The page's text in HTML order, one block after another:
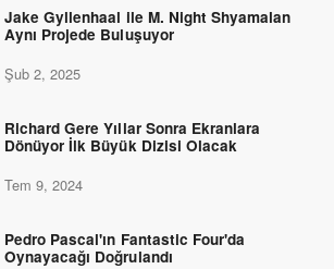
Jake Gyllenhaal ile M. Night Shyamalan
Aynı Projede Buluşuyor
Şub 2, 2025
Richard Gere Yıllar Sonra Ekranlara
Dönüyor İlk Büyük Dizisi Olacak
Tem 9, 2024
Pedro Pascal'ın Fantastic Four'da
Oynayacağı Doğrulandı